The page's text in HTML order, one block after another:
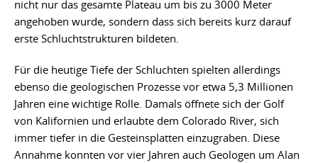
nicht nur das gesamte Plateau um bis zu 3000 Meter
angehoben wurde, sondern dass sich bereits kurz darauf
erste Schluchtstrukturen bildeten.
Für die heutige Tiefe der Schluchten spielten allerdings
ebenso die geologischen Prozesse vor etwa 5,3 Millionen
Jahren eine wichtige Rolle. Damals öffnete sich der Golf
von Kalifornien und erlaubte dem Colorado River, sich
immer tiefer in die Gesteinsplatten einzugraben. Diese
Annahme konnten vor vier Jahren auch Geologen um Alan